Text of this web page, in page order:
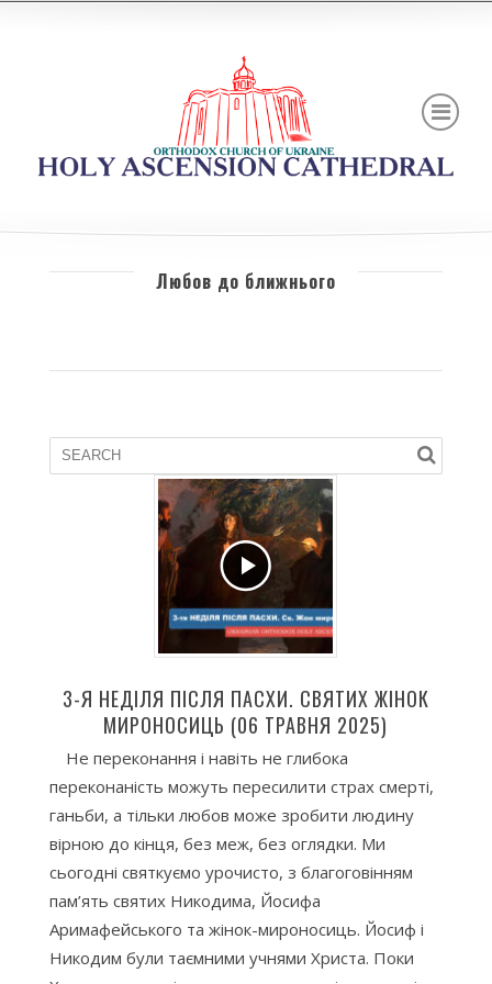
Любов до ближнього
3-Я НЕДІЛЯ ПІСЛЯ ПАСХИ. СВЯТИХ ЖІНОК
МИРОНОСИЦЬ (06 ТРАВНЯ 2025)
Не переконання і навіть не глибока
переконаність можуть пересилити страх смерті,
ганьби, а тільки любов може зробити людину
вірною до кінця, без меж, без оглядки. Ми
сьогодні святкуємо урочисто, з благоговінням
пам’ять святих Никодима, Йосифа
Аримафейського та жінок-мироносиць. Йосиф і
Никодим були таємними учнями Христа. Поки